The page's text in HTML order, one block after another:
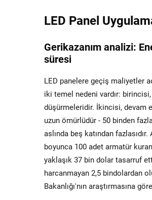
LED Panel
Gerikazanım analizi:
süresi
LED panelere geçiş maliyetler
iki temel nedeni vardır:
düşürmeleridir. İkincisi, devam
uzun ömürlüdür - 50 binden
aslında beş katından
boyunca 100 adet armatür
yaklaşık 37 bin dolar tasarruf
harcanmayan 2,5 bindolardan
Bakanlığı'nın araştırmasına